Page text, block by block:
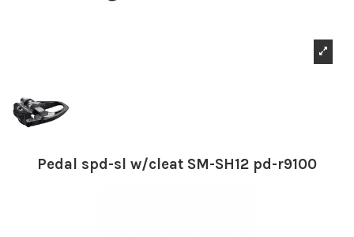
Pedal spd-sl w/cleat SM-SH12 pd-r9100